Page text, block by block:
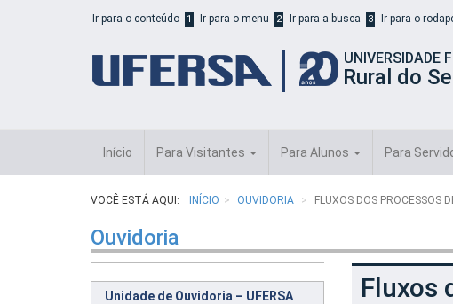
Ir para o conteúdo 1 Ir para o menu 2 Ir para a busca 3 Ir para o
UNIVERSIDADE
Rural do
Início Para Visitantes Para Alunos Para
VOCÊ ESTÁ AQUI: INÍCIO OUVIDORIA FLUXOS DOS PROCESSOS
Ouvidoria
Unidade de Ouvidoria – UFERSA Fluxos